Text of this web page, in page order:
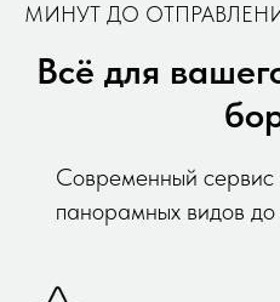
МИНУТ ДО
Всё для
Современный сервис
панорамных видов